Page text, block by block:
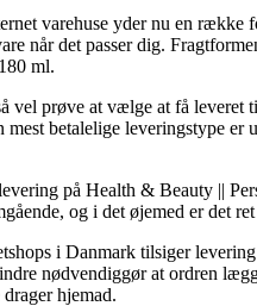
varehuse yder nu en række
når det passer dig.
ml.
vel prøve at vælge at få leveret
mest betalelige leveringstype
på Health & Beauty ||
og i det øjemed er det
i Danmark tilsiger
nødvendiggør at ordren
drager hjemad.